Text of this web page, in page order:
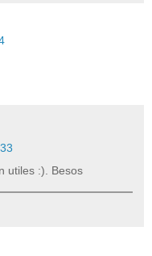
utiles :). Besos